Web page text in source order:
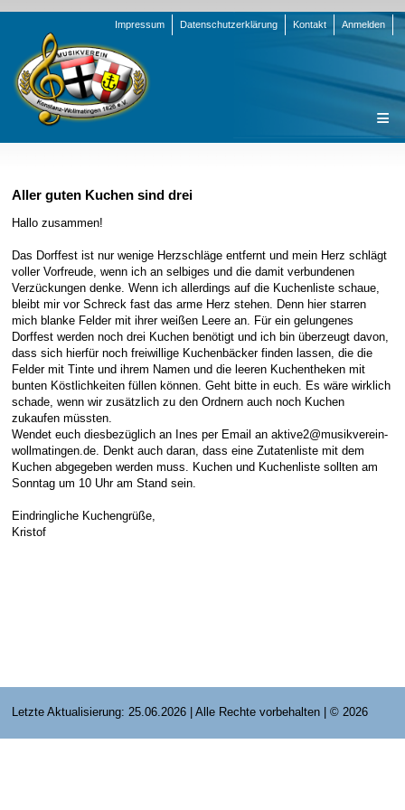
Navigation
Impressum Datenschutzerklärung Kontakt Anmelden
Verein
Vorstand
Team Jugend
Funktionsträger
Satzung/Ordnungen
Formulare
Orchester
Stammorchester
Jugendkapelle
Instrumenten-Serie
Nachrichten
Startseite
Stammorchester
Jugendkapelle
Interne Infos
Newsletter
E-Mail Strato
HiDrive Strato
Termine
Presse
Jahr 2000 - 2004
Jahr 2005 - 2009
Jahr 2010 - 2014
Jahr 2015 - 2019
Jahr 2020 bis
Geschichte
Bilder
Stammorchester
Jugendausbildung
Chronik
Vorstände
Dirigenten
Sponsoren
Aller guten Kuchen sind drei
Hallo zusammen!
Das Dorffest ist nur wenige Herzschläge entfernt und mein Herz schlägt
voller Vorfreude, wenn ich an selbiges und die damit verbundenen
Verzückungen denke. Wenn ich allerdings auf die Kuchenliste schaue,
bleibt mir vor Schreck fast das arme Herz stehen. Denn hier starren
mich blanke Felder mit ihrer weißen Leere an. Für ein gelungenes
Dorffest werden noch drei Kuchen benötigt und ich bin überzeugt davon,
dass sich hierfür noch freiwillige Kuchenbäcker finden lassen, die die
Felder mit Tinte und ihrem Namen und die leeren Kuchentheken mit
bunten Köstlichkeiten füllen können. Geht bitte in euch. Es wäre wirklich
schade, wenn wir zusätzlich zu den Ordnern auch noch Kuchen
zukaufen müssten.
Wendet euch diesbezüglich an Ines per Email an aktive2@musikverein-
wollmatingen.de. Denkt auch daran, dass eine Zutatenliste mit dem
Kuchen abgegeben werden muss. Kuchen und Kuchenliste sollten am
Sonntag um 10 Uhr am Stand sein.
Eindringliche Kuchengrüße,
Kristof
Letzte Aktualisierung: 25.06.2026 | Alle Rechte vorbehalten | © 2026